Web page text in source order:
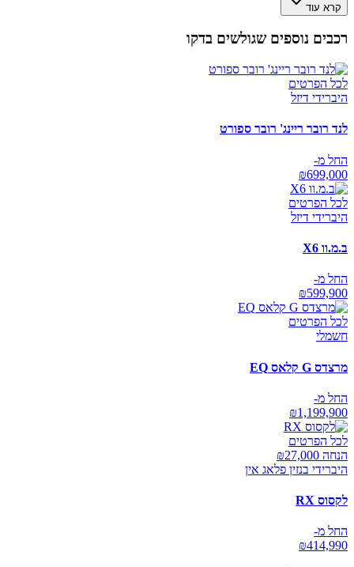
קרא עוד
רכבים נוספים שגולשים בדקו
לכל הפרטים
היברידי דיזל
לנד רובר ריינג' רובר ספורט
החל מ-
₪699,000
לכל הפרטים
היברידי דיזל
ב.מ.וו X6
החל מ-
₪599,900
לכל הפרטים
חשמלי
מרצדס G קלאס EQ
החל מ-
₪1,199,900
לכל הפרטים
הנחה ₪ 27,000
היברידי בנזין פלאג אין
לקסוס RX
החל מ-
₪414,990